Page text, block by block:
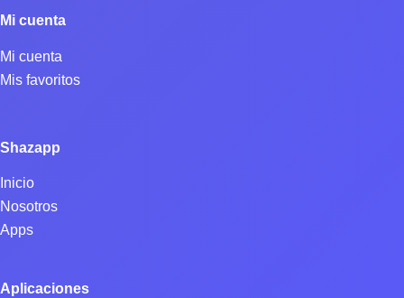
Mi cuenta
Mi cuenta
Mis favoritos
Shazapp
Inicio
Nosotros
Apps
Aplicaciones